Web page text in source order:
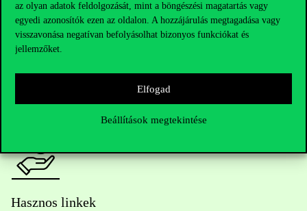
az olyan adatok feldolgozását, mint a böngészési magatartás vagy
egyedi azonosítók ezen az oldalon. A hozzájárulás megtagadása vagy
visszavonása negatívan befolyásolhat bizonyos funkciókat és
jellemzőket.
Elfogad
Beállítások megtekintése
Oktatói elérhetőségek
HUB jelenlegi hallgatóinknak
press@uni-corvinus.hu
Hasznos linkek